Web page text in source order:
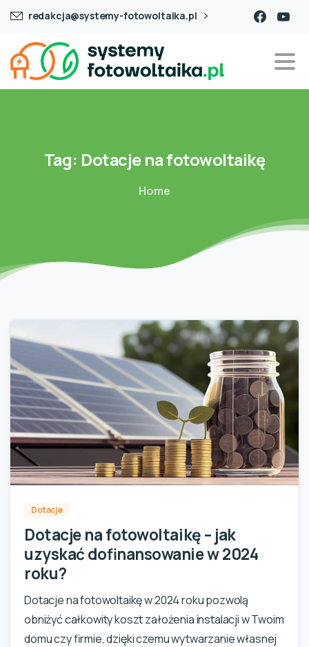
redakcja@systemy-fotowoltaika.pl
Tag: Dotacje na fotowoltaikę
Home
0
Dotacje
Dotacje na fotowoltaikę – jak
uzyskać dofinansowanie w 2024
roku?
Dotacje na fotowoltaikę w 2024 roku pozwolą
obniżyć całkowity koszt założenia instalacji w Twoim
domu czy firmie, dzięki czemu wytwarzanie własnej